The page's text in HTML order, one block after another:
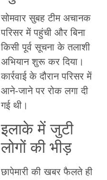
सोमवार सुबह टीम अचानक
परिसर में पहुंची और बिना
किसी पूर्व सूचना के तलाशी
अभियान शुरू कर दिया।
कार्रवाई के दौरान परिसर में
आने-जाने पर रोक लगा दी
गई थी।
इलाके में जुटी
लोगों की भीड़
छापेमारी की खबर फैलते ही